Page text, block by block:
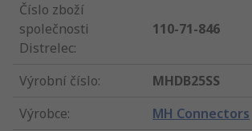
Číslo zboží
společnosti
Distrelec:
110-71-846
Výrobní číslo:
MHDB25SS
Výrobce: MH Connectors